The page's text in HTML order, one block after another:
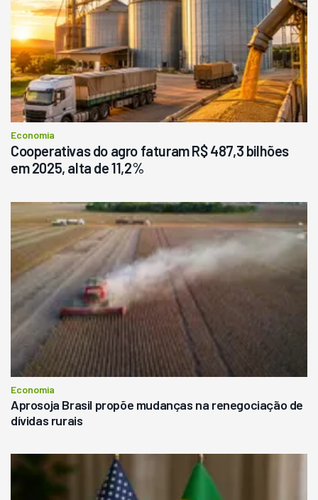
Economia
Cooperativas do agro faturam R$ 487,3 bilhões
em 2025, alta de 11,2%
Economia
Aprosoja Brasil propõe mudanças na renegociação de
dívidas rurais